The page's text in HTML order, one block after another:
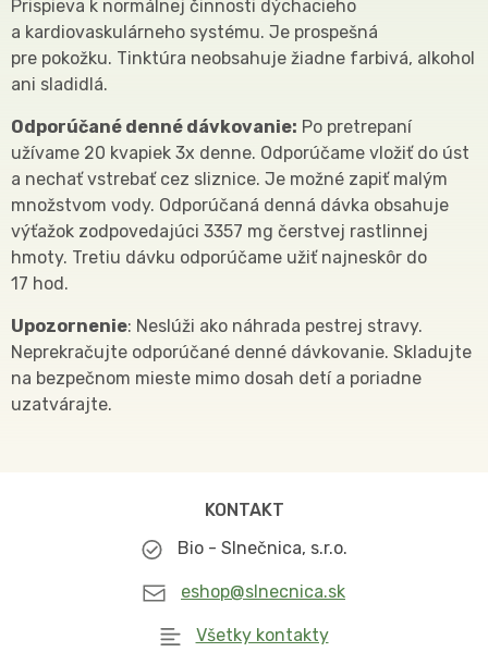
Prispieva k normálnej činnosti dýchacieho
a kardiovaskulárneho systému. Je prospešná
pre pokožku. Tinktúra neobsahuje žiadne farbivá, alkohol
ani sladidlá.
Odporúčané denné dávkovanie: Po pretrepaní
užívame 20 kvapiek 3x denne. Odporúčame vložiť do úst
a nechať vstrebať cez sliznice. Je možné zapiť malým
množstvom vody. Odporúčaná denná dávka obsahuje
výťažok zodpovedajúci 3357 mg čerstvej rastlinnej
hmoty. Tretiu dávku odporúčame užiť najneskôr do
17 hod.
Upozornenie: Neslúži ako náhrada pestrej stravy.
Neprekračujte odporúčané denné dávkovanie. Skladujte
na bezpečnom mieste mimo dosah detí a poriadne
uzatvárajte.
KONTAKT
Bio - Slnečnica, s.r.o.
eshop@slnecnica.sk
Všetky kontakty